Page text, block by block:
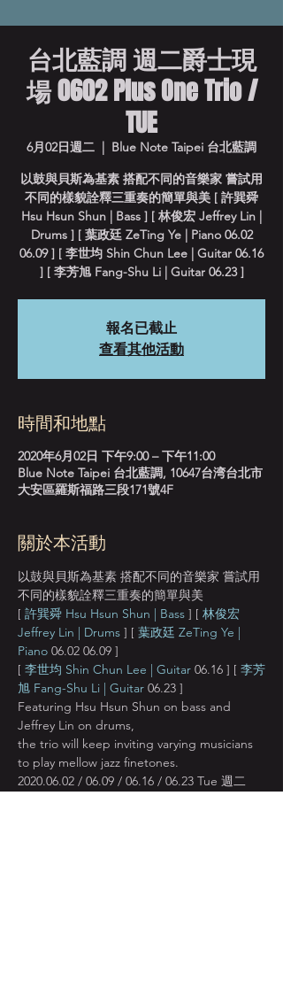
台北藍調 週二爵士現
場 0602 Plus One Trio /
TUE
6月02日週二
  |
Blue Note Taipei 台北藍調
以鼓與貝斯為基素 搭配不同的音樂家 嘗試用
不同的樣貌詮釋三重奏的簡單與美 [ 許巽舜
Hsu Hsun Shun | Bass ] [ 林俊宏 Jeffrey Lin |
Drums ] [ 葉政廷 ZeTing Ye | Piano 06.02
06.09 ] [ 李世均 Shin Chun Lee | Guitar 06.16
] [ 李芳旭 Fang-Shu Li | Guitar 06.23 ]
報名已截止
查看其他活動
時間和地點
2020年6月02日 下午9:00 – 下午11:00
Blue Note Taipei 台北藍調, 10647台湾台北市
大安區羅斯福路三段171號4F
關於本活動
以鼓與貝斯為基素 搭配不同的音樂家 嘗試用
不同的樣貌詮釋三重奏的簡單與美
[ 許巽舜 Hsu Hsun Shun | Bass ] [ 林俊宏
Jeffrey Lin | Drums ] [ 葉政廷 ZeTing Ye |
Piano 06.02 06.09 ]
[ 李世均 Shin Chun Lee | Guitar 06.16 ] [ 李芳
旭 Fang-Shu Li | Guitar 06.23 ]
Featuring Hsu Hsun Shun on bass and
Jeffrey Lin on drums,
the trio will keep inviting varying musicians
to play mellow jazz finetones.
2020.06.02 / 06.09 / 06.16 / 06.23 Tue 週二